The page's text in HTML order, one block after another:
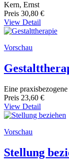
Kern, Ernst
Preis 30,80 €
View Detail
Vorschau
Eine
Preis 23,60 €
View Detail
Vorschau
Stellung